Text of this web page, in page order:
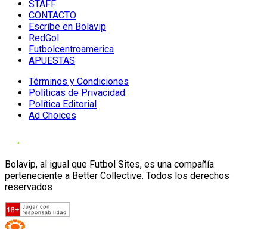
STAFF
CONTACTO
Escribe en Bolavip
RedGol
Futbolcentroamerica
APUESTAS
Términos y Condiciones
Políticas de Privacidad
Política Editorial
Ad Choices
Bolavip, al igual que Futbol Sites, es una compañía
perteneciente a Better Collective. Todos los derechos
reservados